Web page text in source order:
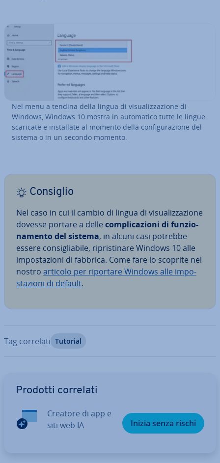
Nel menu a tendina della lingua di vi­sua­liz­za­zio­ne di
Windows, Windows 10 mostra in au­to­ma­ti­co tutte le lingue
scaricate e in­stal­la­te al momento della con­fi­gu­ra­zio­ne del
sistema o in un secondo momento.
Consiglio
Nel caso in cui il cambio di lingua di vi­sua­liz­za­zio­ne
dovesse portare a delle com­pli­ca­zio­ni di fun­zio­
na­men­to del sistema, in alcuni casi potrebbe
essere con­si­glia­bi­le, ri­pri­sti­na­re Windows 10 alle
im­po­sta­zio­ni di fabbrica. Come fare lo scoprite nel
nostro articolo per riportare Windows alle im­po­
sta­zio­ni di default.
Tag correlati Tutorial
Prodotti correlati
Creatore di app e
siti web IA
Inizia senza rischi